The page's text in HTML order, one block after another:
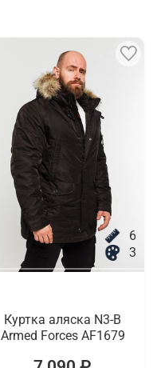
6
3
Куртка аляска N3-B
Armed Forces AF1679